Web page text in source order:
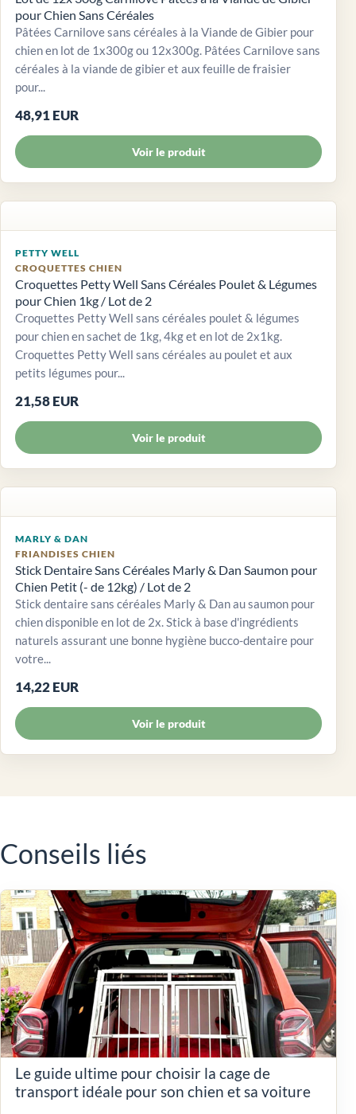
pour Chien Sans Céréales
Pâtées Carnilove sans céréales à la Viande de Gibier pour
chien en lot de 1x300g ou 12x300g. Pâtées Carnilove sans
céréales à la viande de gibier et aux feuille de fraisier
pour...
48,91 EUR
Voir le produit
PETTY WELL
CROQUETTES CHIEN
Croquettes Petty Well Sans Céréales Poulet & Légumes
pour Chien 1kg / Lot de 2
Croquettes Petty Well sans céréales poulet & légumes
pour chien en sachet de 1kg, 4kg et en lot de 2x1kg.
Croquettes Petty Well sans céréales au poulet et aux
petits légumes pour...
21,58 EUR
Voir le produit
MARLY & DAN
FRIANDISES CHIEN
Stick Dentaire Sans Céréales Marly & Dan Saumon pour
Chien Petit (- de 12kg) / Lot de 2
Stick dentaire sans céréales Marly & Dan au saumon pour
chien disponible en lot de 2x. Stick à base d'ingrédients
naturels assurant une bonne hygiène bucco-dentaire pour
votre...
14,22 EUR
Voir le produit
Conseils liés
Le guide ultime pour choisir la cage de
transport idéale pour son chien et sa voiture